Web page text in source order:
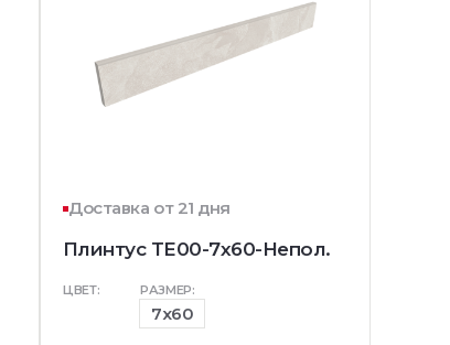
Доставка от 21 дня
Плинтус TE00-7x60-Непол.
ЦВЕТ: РАЗМЕР:
7x60